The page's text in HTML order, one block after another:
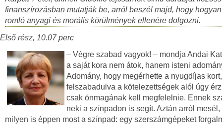
finanszírozásban mutatják be, arról beszél majd, hogy
romló anyagi és morális körülmények ellenére dolgozni.
Első rész, 10.07 perc
– Végre szabad vagyok! – mondja Andai
a saját kora nem átok, hanem isteni
Adomány, hogy megérhette a nyugdíjas
felszabadulva a kötelezettségek alól úgy
csak önmagának kell megfelelnie. Ennek
neki a színpadon is segít. Aztán arról mesél,
milyen is éppen most a színpad: egy szerszámgépeket